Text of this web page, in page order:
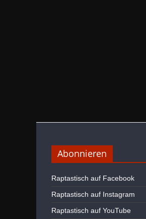
Abonnieren
Raptastisch auf Facebook
Raptastisch auf Instagram
Raptastisch auf YouTube